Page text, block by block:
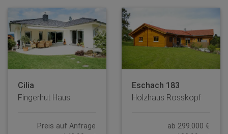
Cilia
Fingerhut Haus
Preis auf Anfrage
Eschach 183
Holzhaus Rosskopf
ab 299.000 €